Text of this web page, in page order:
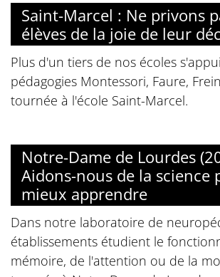
Saint-Marcel : Ne privons
élèves de la joie de leur
Plus d'un tiers de nos écoles
pédagogies Montessori, Faure,
tournée à l'école Saint-Marcel.
Notre-Dame de Lourdes
Aidons-nous de la science
mieux apprendre
Dans notre laboratoire de
établissements étudient le
mémoire, de l'attention ou de la